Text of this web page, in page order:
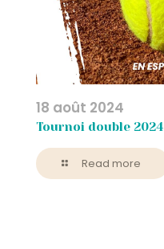
18 août 2024
Tournoi double 2024
Read more